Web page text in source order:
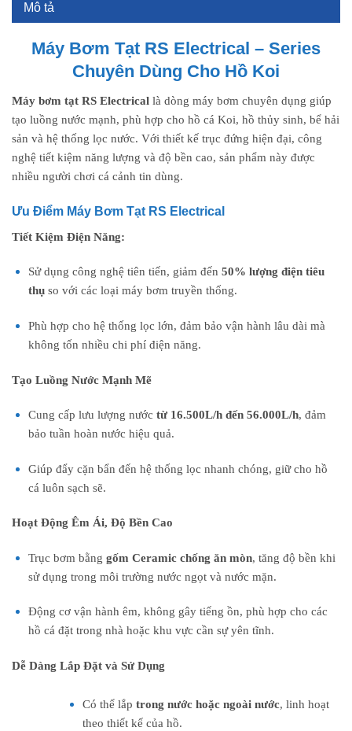
Mô tả
Máy Bơm Tạt RS Electrical – Series
Chuyên Dùng Cho Hồ Koi
Máy bơm tạt RS Electrical là dòng máy bơm chuyên dụng giúp
tạo luồng nước mạnh, phù hợp cho hồ cá Koi, hồ thủy sinh, bể hải
sản và hệ thống lọc nước. Với thiết kế trục đứng hiện đại, công
nghệ tiết kiệm năng lượng và độ bền cao, sản phẩm này được
nhiều người chơi cá cảnh tin dùng.
Ưu Điểm Máy Bơm Tạt RS Electrical
Tiết Kiệm Điện Năng:
Sử dụng công nghệ tiên tiến, giảm đến 50% lượng điện tiêu
thụso với các loại máy bơm truyền thống.
Phù hợp cho hệ thống lọc lớn, đảm bảo vận hành lâu dài mà
không tốn nhiều chi phí điện năng.
Tạo Luồng Nước Mạnh Mẽ
Cung cấp lưu lượng nước từ 16.500L/h đến 56.000L/h, đảm
bảo tuần hoàn nước hiệu quả.
Giúp đẩy cặn bẩn đến hệ thống lọc nhanh chóng, giữ cho hồ
cá luôn sạch sẽ.
Hoạt Động Êm Ái, Độ Bền Cao
Trục bơm bằng gốm Ceramic chống ăn mòn, tăng độ bền khi
sử dụng trong môi trường nước ngọt và nước mặn.
Động cơ vận hành êm, không gây tiếng ồn, phù hợp cho các
hồ cá đặt trong nhà hoặc khu vực cần sự yên tĩnh.
Dễ Dàng Lắp Đặt và Sử Dụng
Có thể lắp trong nước hoặc ngoài nước, linh hoạt
theo thiết kế của hồ.